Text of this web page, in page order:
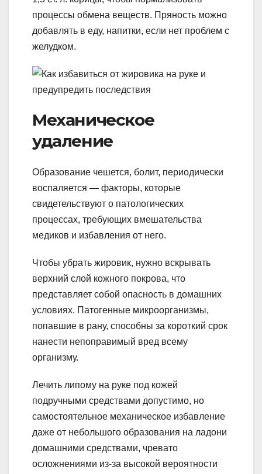
процессы обмена веществ. Пряность можно
добавлять в еду, напитки, если нет проблем с
желудком.
Механическое
удаление
Образование чешется, болит, периодически
воспаляется — факторы, которые
свидетельствуют о патологических
процессах, требующих вмешательства
медиков и избавления от него.
Чтобы убрать жировик, нужно вскрывать
верхний слой кожного покрова, что
представляет собой опасность в домашних
условиях. Патогенные микроорганизмы,
попавшие в рану, способны за короткий срок
нанести непоправимый вред всему
организму.
Лечить липому на руке под кожей
подручными средствами допустимо, но
самостоятельное механическое избавление
даже от небольшого образования на ладони
домашними средствами, чревато
осложнениями из-за высокой вероятности